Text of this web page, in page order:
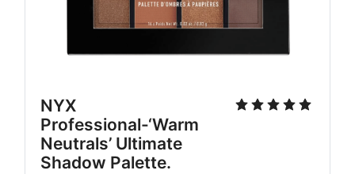
NYX
Professional-‘Warm
Neutrals’ Ultimate
Shadow Palette.